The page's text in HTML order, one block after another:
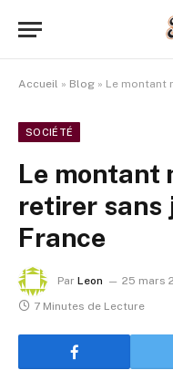
Accueil » Blog » Le montant
SOCIÉTÉ
Le montant
retirer
France
Par Leon 25 mars
7 Minutes de Lecture